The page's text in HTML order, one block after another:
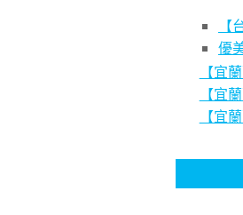
優
【宜
【宜
【宜